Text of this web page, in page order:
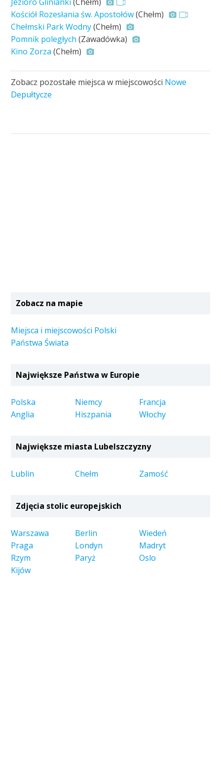
Kościół Rozesłania św. Apostołów(Chełm)
Chełmski Park Wodny(Chełm)
Pomnik poległych (Zawadówka)
Kino Zorza (Chełm)
Zobacz pozostałe miejsca w miejscowości Nowe
Depułtycze
Zobacz na mapie
Miejsca i miejscowości Polski
Państwa Świata
Największe Państwa w Europie
Polska Niemcy
Francja
Anglia
Hiszpania Włochy
Największe miasta Lubelszczyzny
Lublin Chełm Zamość
Zdjęcia stolic europejskich
Warszawa Berlin
Wiedeń
Praga
Londyn
Madryt
Rzym
Paryż
Oslo
Kijów